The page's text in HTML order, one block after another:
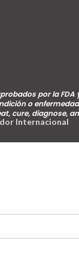
por la
o
cure, diagnose,
Internacional